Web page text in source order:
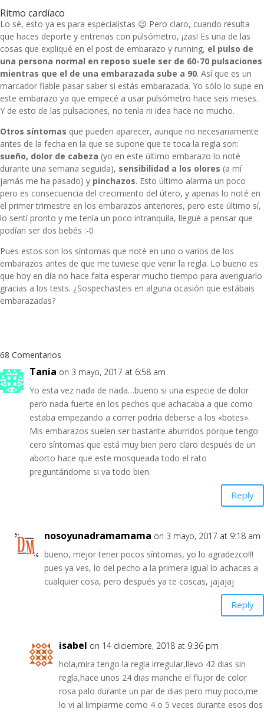
Ritmo cardíaco
Lo sé, esto ya es para especialistas 😉 Pero claro, cuando resulta
que haces deporte y entrenas con pulsómetro, ¡zas! Es una de las
cosas que expliqué en el post de embarazo y running, el pulso de
una persona normal en reposo suele ser de 60-70 pulsaciones
mientras que el de una embarazada sube a 90. Así que es un
marcador fiable pasar saber si estás embarazada. Yo sólo lo supe en
este embarazo ya que empecé a usar pulsómetro hace seis meses.
Y de esto de las pulsaciones, no tenía ni idea hace no mucho.
Otros síntomas que pueden aparecer, aunque no necesariamente
antes de la fecha en la que se supone que te toca la regla son:
sueño, dolor de cabeza (yo en este último embarazo lo noté
durante una semana seguida), sensibilidad a los olores (a mí
jamás me ha pasado) y pinchazos. Esto último alarma un poco
pero es consecuencia del crecimiento del útero, y apenas lo noté en
el primer trimestre en los embarazos anteriores, pero este último sí,
lo sentí pronto y me tenía un poco intranquila, llegué a pensar que
podían ser dos bebés :-0
Pues estos son los síntomas que noté en uno o varios de los
embarazos antes de que me tuviese que venir la regla. Lo bueno es
que hoy en día no hace falta esperar mucho tiempo para averiguarlo
gracias a los tests. ¿Sospechasteis en alguna ocasión que estábais
embarazadas?
68 Comentarios
Tania on 3 mayo, 2017 at 6:58 am
Yo esta vez nada de nada…bueno si una especie de dolor
pero nada fuerte en los pechos que achacaba a que como
estaba empezando a correr podría deberse a los «botes».
Mis embarazos suelen ser bastante aburridos porque tengo
cero síntomas que está muy bien pero claro después de un
aborto hace que este mosqueada todo el rato
preguntándome si va todo bien.
Reply
nosoyunadramamama on 3 mayo, 2017 at 9:18 am
bueno, mejor tener pocos síntomas, yo lo agradezco!!!
pues ya ves, lo del pecho a la primera igual lo achacas a
cualquier cosa, pero después ya te coscas, jajajaj
Reply
isabel on 14 diciembre, 2018 at 9:36 pm
hola,mira tengo la regla irregular,llevo 42 dias sin
regla,hace unos 24 dias manche el flujor de color
rosa palo durante un par de dias pero muy poco,me
lo vi al limpiarme como 4 o 5 veces durante esos dos